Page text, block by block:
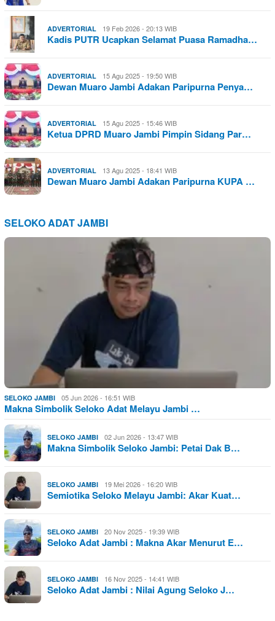
ADVERTORIAL 19 Feb 2026 - 20:13 WIB
Kadis PUTR Ucapkan Selamat Puasa Ramadha…
ADVERTORIAL 15 Agu 2025 - 19:50 WIB
Dewan Muaro Jambi Adakan Paripurna Penya…
ADVERTORIAL 15 Agu 2025 - 15:46 WIB
Ketua DPRD Muaro Jambi Pimpin Sidang Par…
ADVERTORIAL 13 Agu 2025 - 18:41 WIB
Dewan Muaro Jambi Adakan Paripurna KUPA …
SELOKO ADAT JAMBI
SELOKO JAMBI 05 Jun 2026 - 16:51 WIB
Makna Simbolik Seloko Adat Melayu Jambi …
SELOKO JAMBI 02 Jun 2026 - 13:47 WIB
Makna Simbolik Seloko Jambi: Petai Dak B…
SELOKO JAMBI 19 Mei 2026 - 16:20 WIB
Semiotika Seloko Melayu Jambi: Akar Kuat…
SELOKO JAMBI 20 Nov 2025 - 19:39 WIB
Seloko Adat Jambi : Makna Akar Menurut E…
SELOKO JAMBI 16 Nov 2025 - 14:41 WIB
Seloko Adat Jambi : Nilai Agung Seloko J…